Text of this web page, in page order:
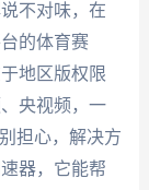
不对味，在
的体育赛
地区版权限
央视频，一
担心，解决方
器，它能帮